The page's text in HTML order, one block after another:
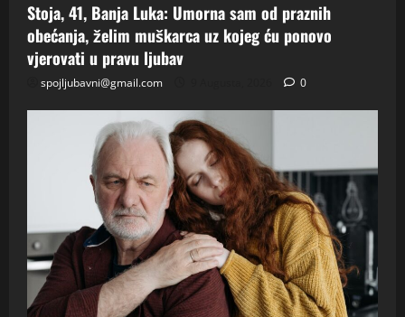
Stoja, 41, Banja Luka: Umorna sam od praznih
obećanja, želim muškarca uz kojeg ću ponovo
vjerovati u pravu ljubav
spojljubavni@gmail.com 0